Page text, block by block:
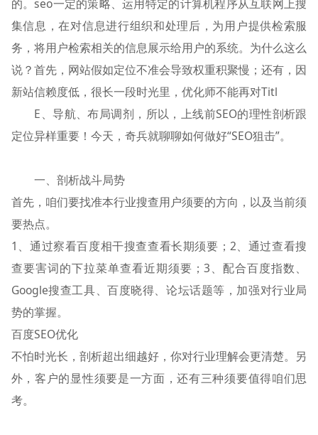
的。seo一定的策略、运用特定的计算机程序从互联网上搜
集信息，在对信息进行组织和处理后，为用户提供检索服
务，将用户检索相关的信息展示给用户的系统。为什么这么
说？首先，网站假如定位不准会导致权重积聚慢；还有，因
新站信赖度低，很长一段时光里，优化师不能再对Titl
E、导航、布局调剂，所以，上线前SEO的理性剖析跟
定位异样重要！今天，奇兵就聊聊如何做好“SEO狙击”。
一、剖析战斗局势
首先，咱们要找准本行业搜查用户须要的方向，以及当前须
要热点。
1、通过察看百度相干搜查查看长期须要；2、通过查看搜
查要害词的下拉菜单查看近期须要；3、配合百度指数、
Google搜查工具、百度晓得、论坛话题等，加强对行业局
势的掌握。
百度SEO优化
不怕时光长，剖析超出细越好，你对行业理解会更清楚。另
外，客户的显性须要是一方面，还有三种须要值得咱们思
考。